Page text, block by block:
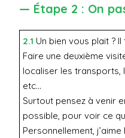
— Étape 2 : On
2.1 Un bien vous plait ?
Faire une deuxième
localiser les transports,
etc…
Surtout pensez à venir
possible, pour voir ce
Personnellement,